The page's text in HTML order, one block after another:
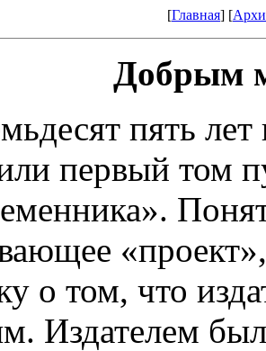
[Главная] [
Добрым
пять лет
первый том
о том, что
Издателем